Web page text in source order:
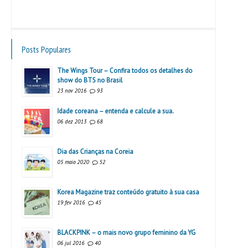
Posts Populares
The Wings Tour – Confira todos os detalhes do
show do BTS no Brasil
23 nov 2016 93
Idade coreana – entenda e calcule a sua.
06 dez 2013 68
Dia das Crianças na Coreia
05 maio 2020 52
Korea Magazine traz conteúdo gratuito à sua casa
19 fev 2016 45
BLACKPINK – o mais novo grupo feminino da YG
06 jul 2016 40